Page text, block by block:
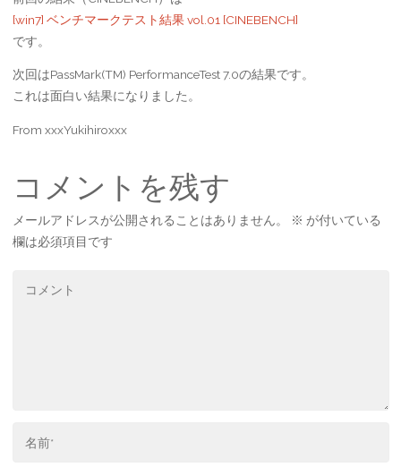
[win7] ベンチマークテスト結果 vol.01 [CINEBENCH]
です。
次回はPassMark(TM) PerformanceTest 7.0の結果です。
これは面白い結果になりました。
From xxxYukihiroxxx
コメントを残す
メールアドレスが公開されることはありません。 ※ が付いている
欄は必須項目です